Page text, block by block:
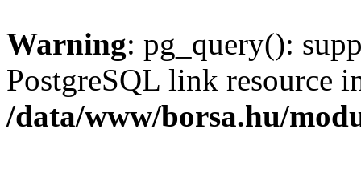
Warning: pg_query():
PostgreSQL link resource
/data/www/borsa.hu/